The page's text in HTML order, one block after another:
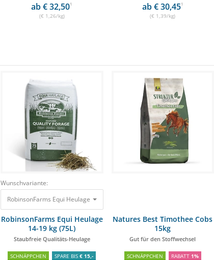
ab € 32,501
(€ 1,26/kg)
ab € 30,451
(€ 1,39/kg)
Wunschvariante:
RobinsonFarms Equi Heulage 14-19 kg (75L) Staubfreie Qualitäts-Heulage
RobinsonFarms Equi Heulage
14-19 kg (75L)
Staubfreie Qualitäts-Heulage
SCHNÄPPCHEN SPARE BIS€ 15,-
Natures Best Timothee Cobs
15kg
Gut für den Stoffwechsel
SCHNÄPPCHEN RABATT 1%